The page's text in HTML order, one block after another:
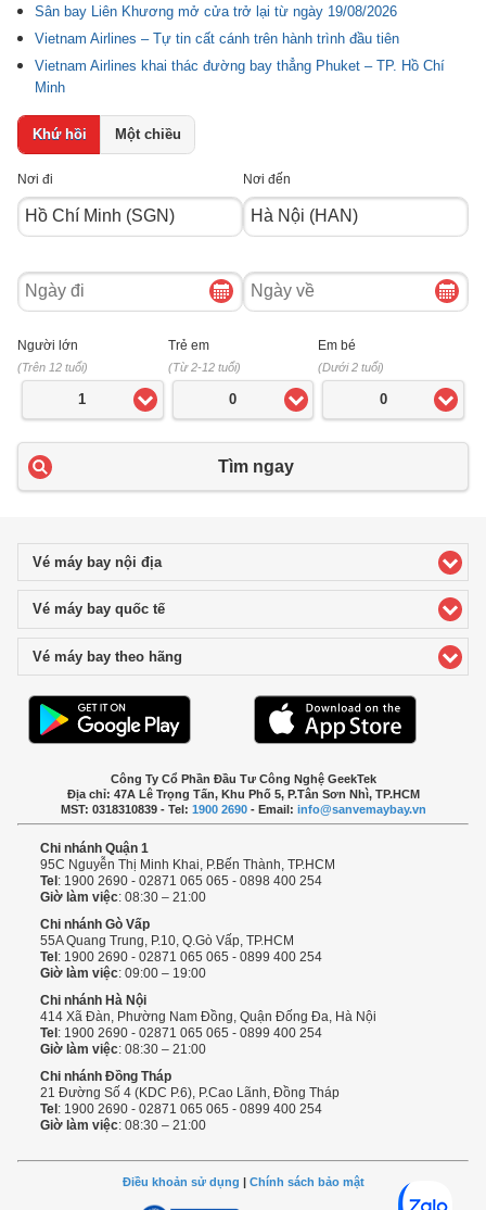
Sân bay Liên Khương mở cửa trở lại từ ngày 19/08/2026
Vietnam Airlines – Tự tin cất cánh trên hành trình đầu tiên
Vietnam Airlines khai thác đường bay thẳng Phuket – TP. Hồ Chí
Minh
Khứ hồi Một chiều
Nơi đi Nơi đến
Ngày
đi
Ngày
về
Người lớn
(Trên 12 tuổi)
1
Trẻ em
(Từ 2-12 tuổi)
0
Em bé
(Dưới 2 tuổi)
0
Tìm ngay
Vé máy bay nội địaclick to expand contents
Vé máy bay quốc tếclick to expand contents
Vé máy bay theo hãng
Công Ty Cổ Phần Đầu Tư Công Nghệ GeekTek
Địa chỉ: 47A Lê Trọng Tấn, Khu Phố 5, P.Tân Sơn Nhì, TP.HCM
MST: 0318310839 - Tel: 1900 2690- Email: info@sanvemaybay.vn
Chi nhánh Quận 1
95C Nguyễn Thị Minh Khai, P.Bến Thành, TP.HCM
Tel: 1900 2690 - 02871 065 065 - 0898 400 254
Giờ làm việc: 08:30 – 21:00
Chi nhánh Gò Vấp
55A Quang Trung, P.10, Q.Gò Vấp, TP.HCM
Tel: 1900 2690 - 02871 065 065 - 0899 400 254
Giờ làm việc: 09:00 – 19:00
Chi nhánh Hà Nội
414 Xã Đàn, Phường Nam Đồng, Quận Đống Đa, Hà Nội
Tel: 1900 2690 - 02871 065 065 - 0899 400 254
Giờ làm việc: 08:30 – 21:00
Chi nhánh Đồng Tháp
21 Đường Số 4 (KDC P.6), P.Cao Lãnh, Đồng Tháp
Tel: 1900 2690 - 02871 065 065 - 0899 400 254
Giờ làm việc: 08:30 – 21:00
Điều khoản sử dụng Chính sách bảo mật